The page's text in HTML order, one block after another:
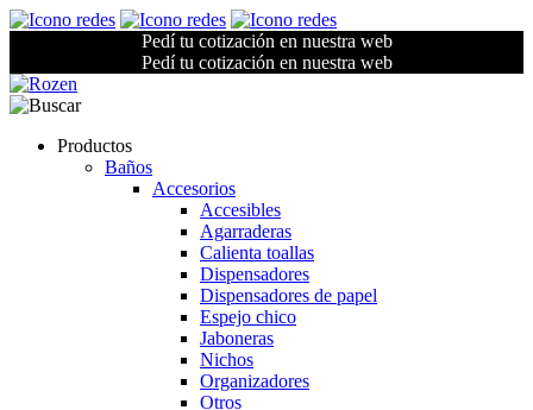
Pedí tu cotización en nuestra web
Pedí tu cotización en nuestra web
Productos
Baños
Accesorios
Accesibles
Agarraderas
Calienta toallas
Dispensadores
Dispensadores de papel
Espejo chico
Jaboneras
Nichos
Organizadores
Otros